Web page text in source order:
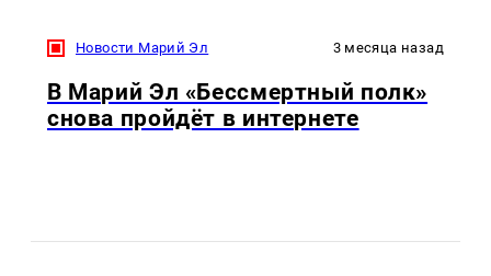
Новости Марий Эл 3 месяца назад
В Марий Эл «Бессмертный полк»
снова пройдёт в интернете